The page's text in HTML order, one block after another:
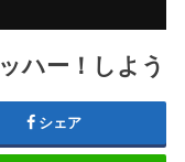
ハー！しよう
シェア